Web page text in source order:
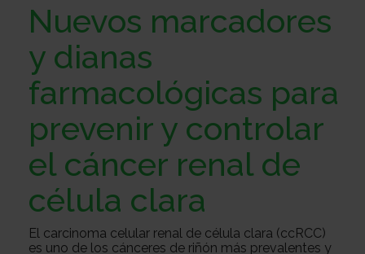
Sobre
nosotros
Colabora
Todo
sobre
Investigación
Nuevos marcadores
y dianas
farmacológicas para
prevenir y controlar
el cáncer renal de
célula clara
El carcinoma celular renal de célula clara (ccRCC)
es uno de los cánceres de riñón más prevalentes y